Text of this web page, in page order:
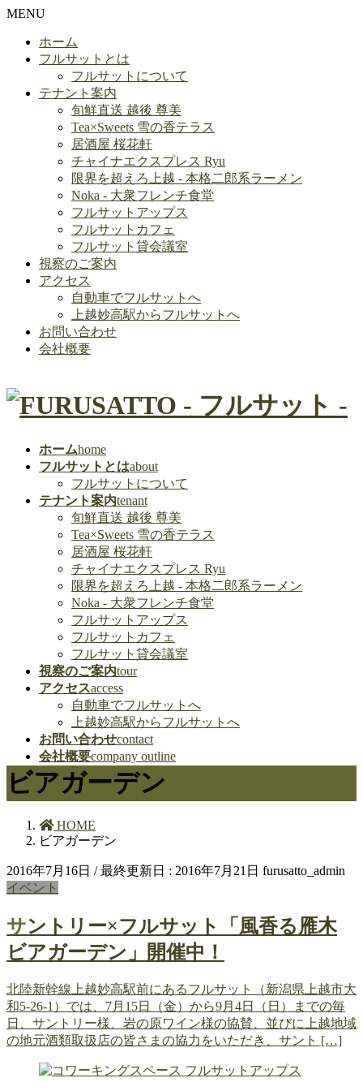
MENU
ホーム
フルサットとは
フルサットについて
テナント案内
旬鮮直送 越後 尊美
Tea×Sweets 雪の香テラス
居酒屋 桜花軒
チャイナエクスプレス Ryu
限界を超えろ上越 - 本格二郎系ラーメン
Noka - 大衆フレンチ食堂
フルサットアップス
フルサットカフェ
フルサット貸会議室
視察のご案内
アクセス
自動車でフルサットへ
上越妙高駅からフルサットへ
お問い合わせ
会社概要
ホームhome
フルサットとはabout
フルサットについて
テナント案内tenant
旬鮮直送 越後 尊美
Tea×Sweets 雪の香テラス
居酒屋 桜花軒
チャイナエクスプレス Ryu
限界を超えろ上越 - 本格二郎系ラーメン
Noka - 大衆フレンチ食堂
フルサットアップス
フルサットカフェ
フルサット貸会議室
視察のご案内tour
アクセスaccess
自動車でフルサットへ
上越妙高駅からフルサットへ
お問い合わせcontact
会社概要company outline
ビアガーデン
HOME
ビアガーデン
2016年7月16日 / 最終更新日 : 2016年7月21日 furusatto_admin
イベント
サントリー×フルサット「風香る雁木
ビアガーデン」開催中！
北陸新幹線上越妙高駅前にあるフルサット（新潟県上越市大
和5-26-1）では、7月15日（金）から9月4日（日）までの毎
日、サントリー様、岩の原ワイン様の協賛、並びに上越地域
の地元酒類取扱店の皆さまの協力をいただき、サント […]